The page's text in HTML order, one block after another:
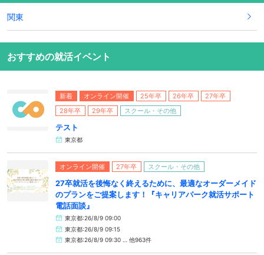
関東
おすすめの就活イベント
新着 オンライン開催 25年卒 26年卒
27年卒
28年卒
29年卒 スクール・その他
テスト
東京都
オンライン開催 27年卒 スクール・その他
27卒就活を後悔なく終えるために、最適なオーダーメイド
のプランをご提案します！『キャリアパーク就活サポート
電話面談』
東京都:26/8/9 09:00
東京都:26/8/9 09:15
東京都:26/8/9 09:30 … 他963件